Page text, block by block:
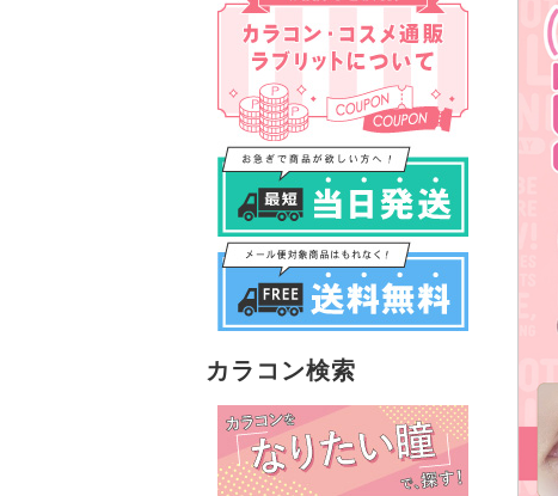
カラコン検索